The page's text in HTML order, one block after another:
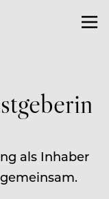
als Inhaber